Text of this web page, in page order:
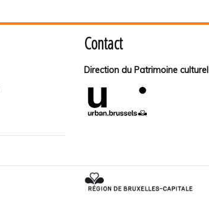
Contact
Direction du Patrimoine culturel